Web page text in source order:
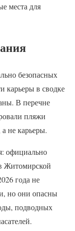
места для
безопасных
карьеры в сводке
В перечне
пляжи
не карьеры.
официально
Житомирской
года не
но они опасны
подводных